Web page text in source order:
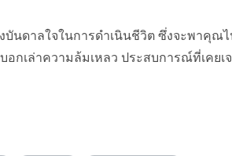
นดาลใจในการดำเนินชีวิต ซึ่งจะพาคุณ
อกเล่าความล้มเหลว ประสบการณ์ที่เคยเ